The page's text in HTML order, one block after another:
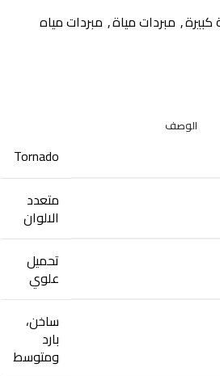
كبيرة, مبردات مياة, مبردات مياه
الوصف
Tornado
متعدد
الالوان
تحميل
علوي
ساخن،
بارد
ومتوسط